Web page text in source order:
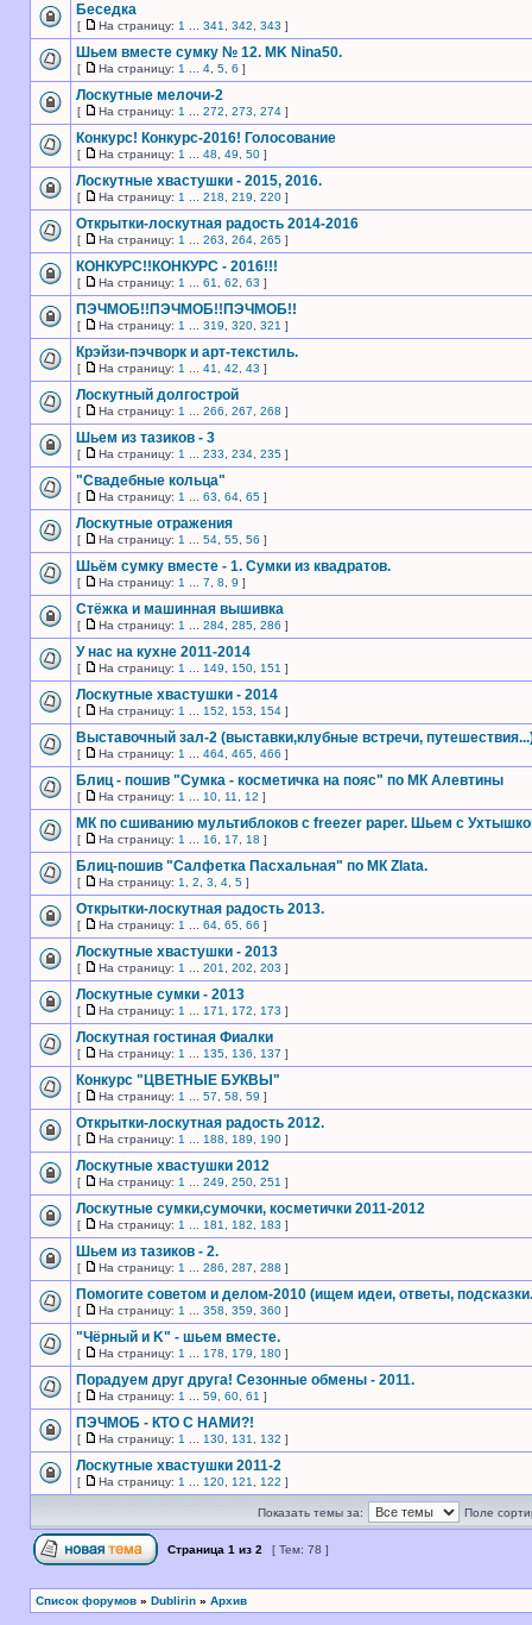
Беседка
[ На страницу: 1 341 342 343 ]
Шьем вместе сумку № 12. MK Nina50.
[ На страницу: 1 4 5 6 ]
Лоскутные мелочи-2
[ На страницу: 1 272 273 274 ]
Конкурс! Конкурс-2016! Голосование
[ На страницу: 1 48 49 50 ]
Лоскутные хвастушки - 2015, 2016.
[ На страницу: 1 218 219 220 ]
Открытки-лоскутная радость 2014-2016
[ На страницу: 1 263 264 265 ]
КОНКУРС!!КОНКУРС - 2016!!!
[ На страницу: 1 61 62 63 ]
ПЭЧМОБ!!ПЭЧМОБ!!ПЭЧМОБ!!
[ На страницу: 1 319 320 321 ]
Крэйзи-пэчворк и арт-текстиль.
[ На страницу: 1 41 42 43 ]
Лоскутный долгострой
[ На страницу: 1 266 267 268 ]
Шьем из тазиков - 3
[ На страницу: 1 233 234 235 ]
"Свадебные кольца"
[ На страницу: 1 63 64 65 ]
Лоскутные отражения
[ На страницу: 1 54 55 56 ]
Шьём сумку вместе - 1. Cумки из квадратов.
[ На страницу: 1 7 8 9 ]
Стёжка и машинная вышивка
[ На страницу: 1 284 285 286 ]
У нас на кухне 2011-2014
[ На страницу: 1 149 150 151 ]
Лоскутные хвастушки - 2014
[ На страницу: 1 152 153 154 ]
Выставочный зал-2 (выставки,клубные встречи,
[ На страницу: 1 464 465 466 ]
Блиц - пошив "Сумка - косметичка на пояс" по МК Алевтины
[ На страницу: 1 10 11 12 ]
МК по сшиванию мультиблоков с freezer paper. Шьем с
[ На страницу: 1 16 17 18 ]
Блиц-пошив "Салфетка Пасхальная" по МК Zlata.
[ На страницу: 1 2 3 4 5 ]
Открытки-лоскутная радость 2013.
[ На страницу: 1 64 65 66 ]
Лоскутные хвастушки - 2013
[ На страницу: 1 201 202 203 ]
Лоскутные сумки - 2013
[ На страницу: 1 171 172 173 ]
Лоскутная гостиная Фиалки
[ На страницу: 1 135 136 137 ]
Конкурс "ЦВЕТНЫЕ БУКВЫ"
[ На страницу: 1 57 58 59 ]
Открытки-лоскутная радость 2012.
[ На страницу: 1 188 189 190 ]
Лоскутные хвастушки 2012
[ На страницу: 1 249 250 251 ]
Лоскутные сумки,сумочки, косметички 2011-2012
[ На страницу: 1 181 182 183 ]
Шьем из тазиков - 2.
[ На страницу: 1 286 287 288 ]
Помогите советом и делом-2010 (ищем идеи, ответы,
[ На страницу: 1 358 359 360 ]
"Чёрный и K" - шьем вместе.
[ На страницу: 1 178 179 180 ]
Порадуем друг друга! Сезонные обмены - 2011.
[ На страницу: 1 59 60 61 ]
ПЭЧМОБ - КТО С НАМИ?!
[ На страницу: 1 130 131 132 ]
Лоскутные хвастушки 2011-2
[ На страницу: 1 120 121 122 ]
Показать темы за: Поле
Страница 1 из 2 [ Тем: 78 ]
Список форумов » Dublirin » Архив